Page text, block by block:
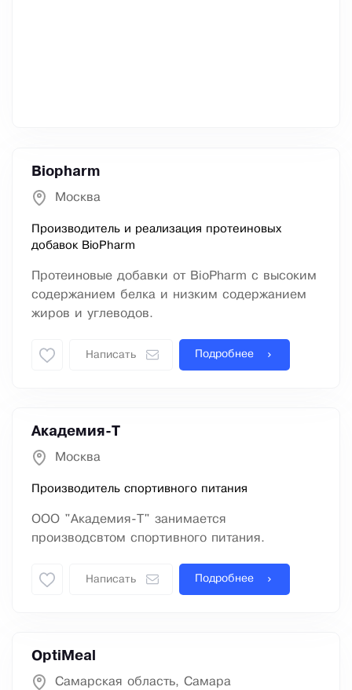
Biopharm
Москва
Производитель и реализация протеиновых
добавок BioPharm
Протеиновые добавки от BioPharm с высоким
содержанием белка и низким содержанием
жиров и углеводов.
Написать Подробнее
Академия-Т
Москва
Производитель спортивного питания
ООО "Академия-Т" занимается
производсвтом спортивного питания.
Написать Подробнее
OptiMeal
Самарская область, Самара